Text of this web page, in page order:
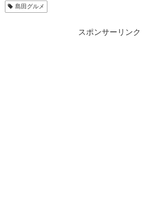
島田グルメ
スポンサーリンク